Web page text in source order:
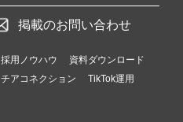
掲載のお問い合わせ
採用ノウハウ
資料ダウンロード
チアコネクション
TikTok運用